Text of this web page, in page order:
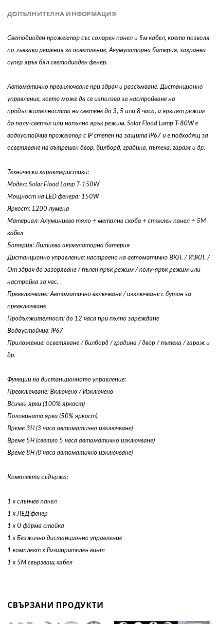
ДОПЪЛНИТЕЛНА ИНФОРМАЦИЯ
Светодиоден прожектор със соларен панел и 5м кабел, което позволя
по-гъвкави решения за осветление. Акумулаторна батерия, захранва
супер ярък бял светодиоден фенер.
Автоматично превключване при здрач и разсъмване. Дистанционно
управление, което може да се използва за настройване на
продължителността на светене до 3, 5 или 8 часа, а яркият режим –
до полу-светъл или напълно ярък режим. Solar Flood Lamp T-80W е
водоустойчив прожектор с IP степен на защита IP67 и е подходящ за
осветяване на вътрешен двор, билборд, градина, пътека, гараж и др.
Технически характеристики:
Модел: Solar Flood Lamp T-150W
Мощност на LED фенера: 150W
Яркост: 1200 лумена
Материал: Алуминиево тяло + метална скоба + стъклен панел + 5M
кабел
Батерия: Литиева акумулаторна батерия
Дистанционно управление: настроено на автоматично ВКЛ. / ИЗКЛ. /
От здрач до зазоряване / пълен ярък режим / полу-ярък режим или
настройка за час.
Превключване: Автоматично включване / изключване с бутон за
превключване
Продължителност: до 12 часа при пълно зареждане
Водоустойчив: IP67
Приложение: осветяване / билборд / градина / двор / пътека / гараж и
др.
Функции на дистанционното управление:
Превключване: Включено / Изключено
Всички ярки (100% яркост)
Половината ярка (50% яркост)
Време 3H (3 часа автоматично изключване)
Време 5H (светло 5 часа автоматично изключване)
Време 8H (8 часа автоматично изключване)
Комплекта съдържа:
1 х слънчев панел
1 х ЛЕД фенер
1 x U форма стойка
1 x Безжично дистанционно управление
1 комплект x Разширителен винт
1 x 5M свързващ кабел
СВЪРЗАНИ ПРОДУКТИ